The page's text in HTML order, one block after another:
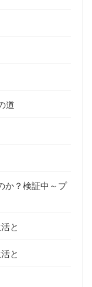
道
か？検証中～プ
と
と